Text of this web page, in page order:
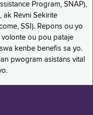
Program, SNAP),
ak Revni Sekirite
SSI). Repons ou yo
ou pou pataje
kenbe benefis sa yo.
pwogram asistans vital